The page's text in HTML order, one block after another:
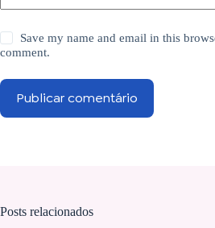
Save my name and email in this
comment.
Publicar comentário
Posts relacionados